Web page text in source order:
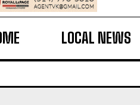
LOCAL NEWS